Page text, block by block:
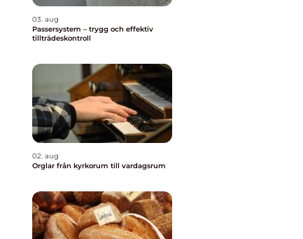
03. aug
Passersystem – trygg och effektiv
tillträdeskontroll
02. aug
Orglar från kyrkorum till vardagsrum